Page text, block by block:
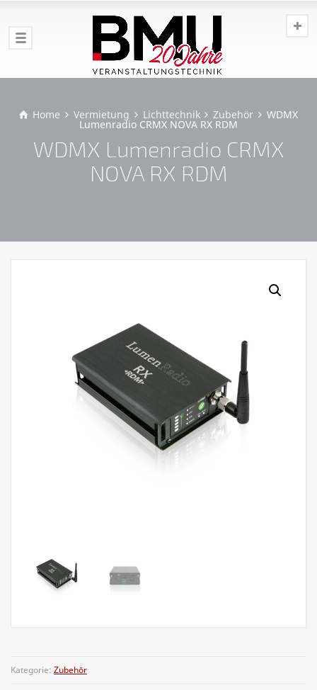
Home Vermietung Lichttechnik Zubehör WDMX
Lumenradio CRMX NOVA RX RDM
WDMX Lumenradio CRMX
NOVA RX RDM
Kategorie: Zubehör